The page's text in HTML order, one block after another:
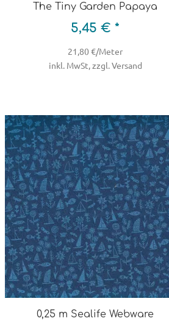
The Tiny Garden Papaya
5,45 € *
21,80 €/Meter
inkl. MwSt, zzgl. Versand
0,25 m Sealife Webware